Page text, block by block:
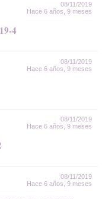
08/11/2019
Hace 6 años, 9 meses
4
08/11/2019
Hace 6 años, 9 meses
08/11/2019
Hace 6 años, 9 meses
08/11/2019
Hace 6 años, 9 meses